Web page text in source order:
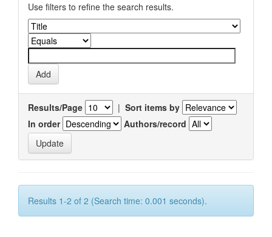
Use filters to refine the search results.
Results/Page | Sort items by
In order
Authors/record
Results 1-2 of 2 (Search time: 0.001 seconds).